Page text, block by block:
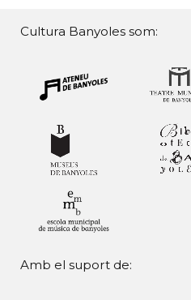
Cultura Banyoles som:
Amb el suport de: